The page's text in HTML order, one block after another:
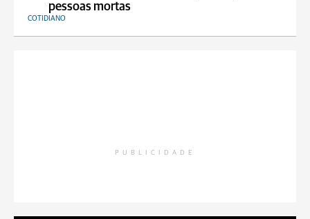
pessoas mortas
COTIDIANO
PUBLICIDADE